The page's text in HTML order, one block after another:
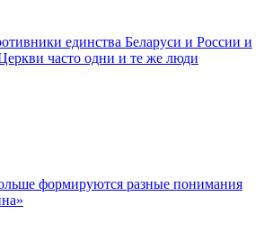
единства Беларуси и России и
часто одни и те же люди
формируются разные понимания